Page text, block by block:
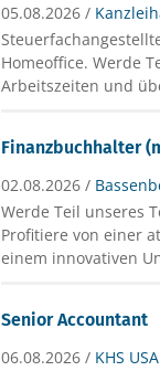
05.08.2026 /
Homeoffice. Werde
Arbeitszeiten und
Finanzbuchhalter
02.08.2026 /
Werde Teil unseres
Profitiere von einer
einem innovativen
Senior Accountant
06.08.2026 / KHS